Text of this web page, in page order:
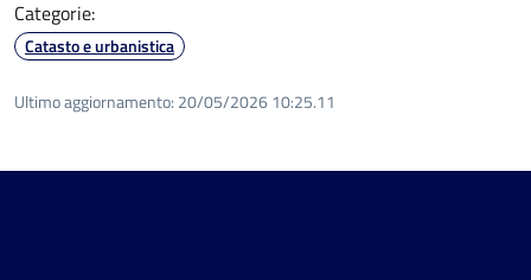
Categorie:
Catasto e urbanistica
Ultimo aggiornamento: 20/05/2026 10:25.11